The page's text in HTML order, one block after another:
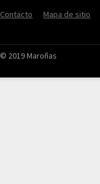
Contacto Mapa de sitio
© 2019 Maroñas